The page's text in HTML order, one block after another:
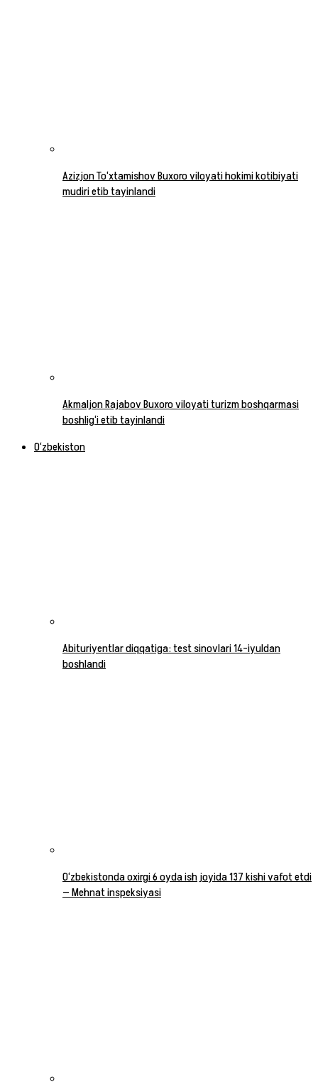
Azizjon To‘xtamishov Buxoro viloyati hokimi kotibiyati
mudiri etib tayinlandi
Akmaljon Rajabov Buxoro viloyati turizm boshqarmasi
boshlig‘i etib tayinlandi
O‘zbekiston
Abituriyentlar diqqatiga: test sinovlari 14-iyuldan
boshlandi
O‘zbekistonda oxirgi 6 oyda ish joyida 137 kishi vafot etdi
— Mehnat inspeksiyasi